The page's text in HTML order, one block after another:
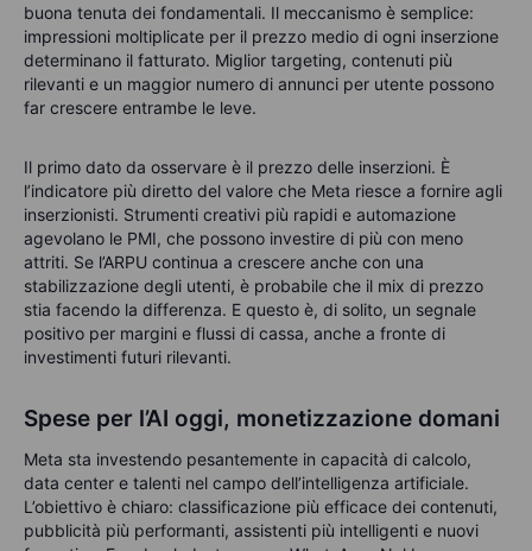
buona tenuta dei fondamentali. Il meccanismo è semplice:
impressioni moltiplicate per il prezzo medio di ogni inserzione
determinano il fatturato. Miglior targeting, contenuti più
rilevanti e un maggior numero di annunci per utente possono
far crescere entrambe le leve.
Il primo dato da osservare è il prezzo delle inserzioni. È
l’indicatore più diretto del valore che Meta riesce a fornire agli
inserzionisti. Strumenti creativi più rapidi e automazione
agevolano le PMI, che possono investire di più con meno
attriti. Se l’ARPU continua a crescere anche con una
stabilizzazione degli utenti, è probabile che il mix di prezzo
stia facendo la differenza. E questo è, di solito, un segnale
positivo per margini e flussi di cassa, anche a fronte di
investimenti futuri rilevanti.
Spese per l’AI oggi, monetizzazione domani
Meta sta investendo pesantemente in capacità di calcolo,
data center e talenti nel campo dell’intelligenza artificiale.
L’obiettivo è chiaro: classificazione più efficace dei contenuti,
pubblicità più performanti, assistenti più intelligenti e nuovi